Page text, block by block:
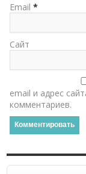
Email *
Сайт
email и адрес
комментариев.